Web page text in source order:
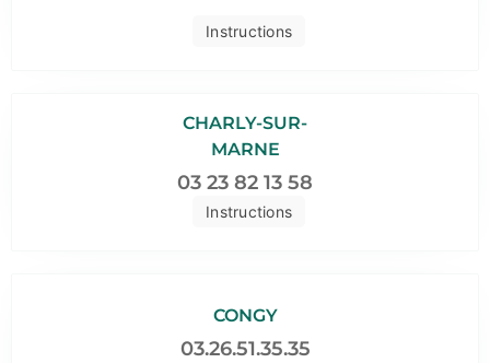
Instructions
Instructions
CHARLY-SUR-
MARNE
03 23 82 13 58
CONGY
03.26.51.35.35